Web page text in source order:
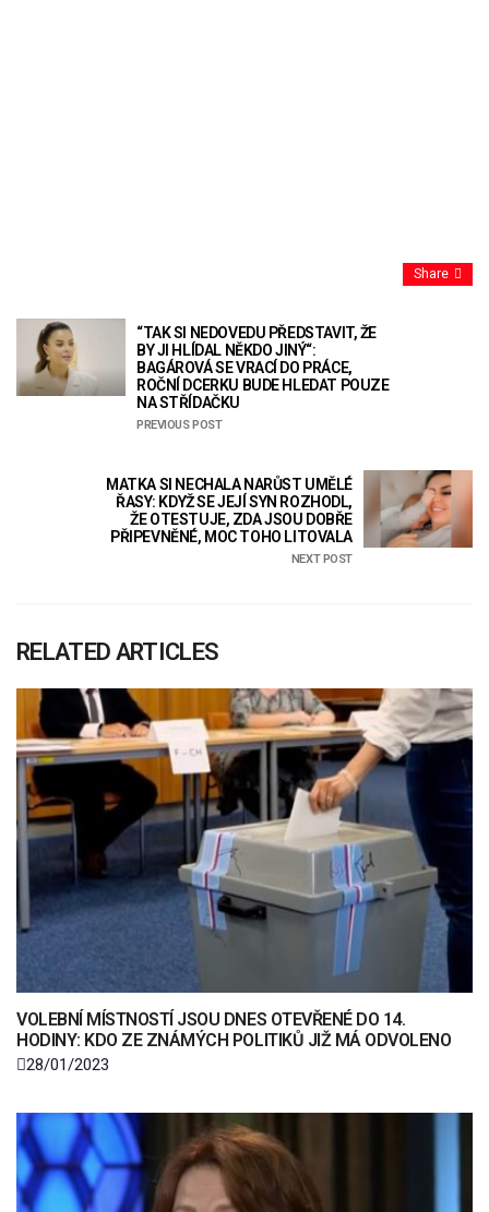
Share
“TAK SI NEDOVEDU PŘEDSTAVIT, ŽE
BY JI HLÍDAL NĚKDO JINÝ“:
BAGÁROVÁ SE VRACÍ DO PRÁCE,
ROČNÍ DCERKU BUDE HLEDAT POUZE
NA STŘÍDAČKU
PREVIOUS POST
MATKA SI NECHALA NARŮST UMĚLÉ
ŘASY: KDYŽ SE JEJÍ SYN ROZHODL,
ŽE OTESTUJE, ZDA JSOU DOBŘE
PŘIPEVNĚNÉ, MOC TOHO LITOVALA
NEXT POST
RELATED ARTICLES
VOLEBNÍ MÍSTNOSTÍ JSOU DNES OTEVŘENÉ DO 14.
HODINY: KDO ZE ZNÁMÝCH POLITIKŮ JIŽ MÁ ODVOLENO
28/01/2023